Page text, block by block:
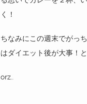
く！
ちなみにこの週末でがっ
はダイエット後が大事！
orz..